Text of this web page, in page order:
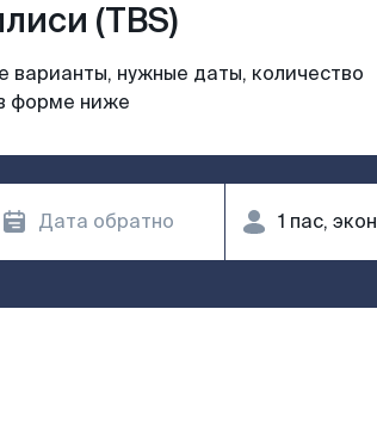
(TBS)
варианты, нужные даты, количество
форме ниже